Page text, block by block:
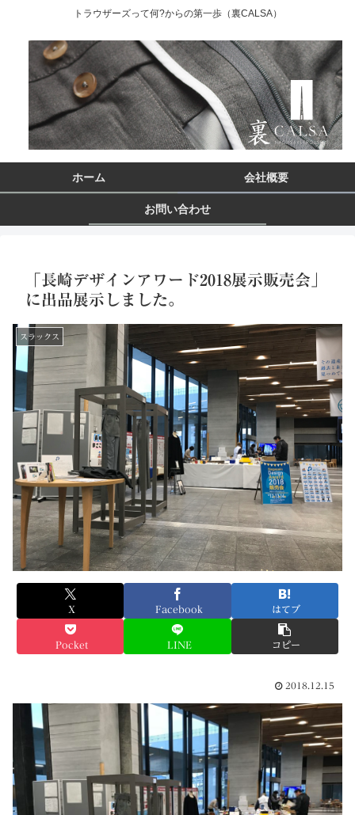
トラウザーズって何?からの第一歩（裏CALSA）
ホーム 会社概要
お問い合わせ
「長崎デザインアワード2018展示販売会」
に出品展示しました。
スラックス
X Facebook はてブ
Pocket LINE コピー
2018.12.15